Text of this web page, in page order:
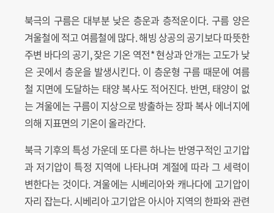
북극의 구름은 대부분 낮은 층운과 층적운이다. 구름 양은
겨울철에 적고 여름철에 많다. 해빙 상공의 공기보다 따뜻한
주변 바다의 공기, 잦은 기온 역전* 현상과 안개는 고도가 낮
은 곳에서 층운을 발생시킨다. 이 층운형 구름 때문에 여름
철 지면에 도달하는 태양 복사도 적어진다. 반면, 태양이 없
는 겨울에는 구름이 지상으로 방출하는 장파 복사 에너지에
의해 지표면의 기온이 올라간다.
북극 기후의 특성 가운데 또 다른 하나는 반영구적인 고기압
과 저기압이 특정 지역에 나타나며 계절에 따라 그 세력이
변한다는 것이다. 겨울에는 시베리아와 캐나다에 고기압이
자리 잡는다. 시베리아 고기압은 아시아 지역의 한파와 관련